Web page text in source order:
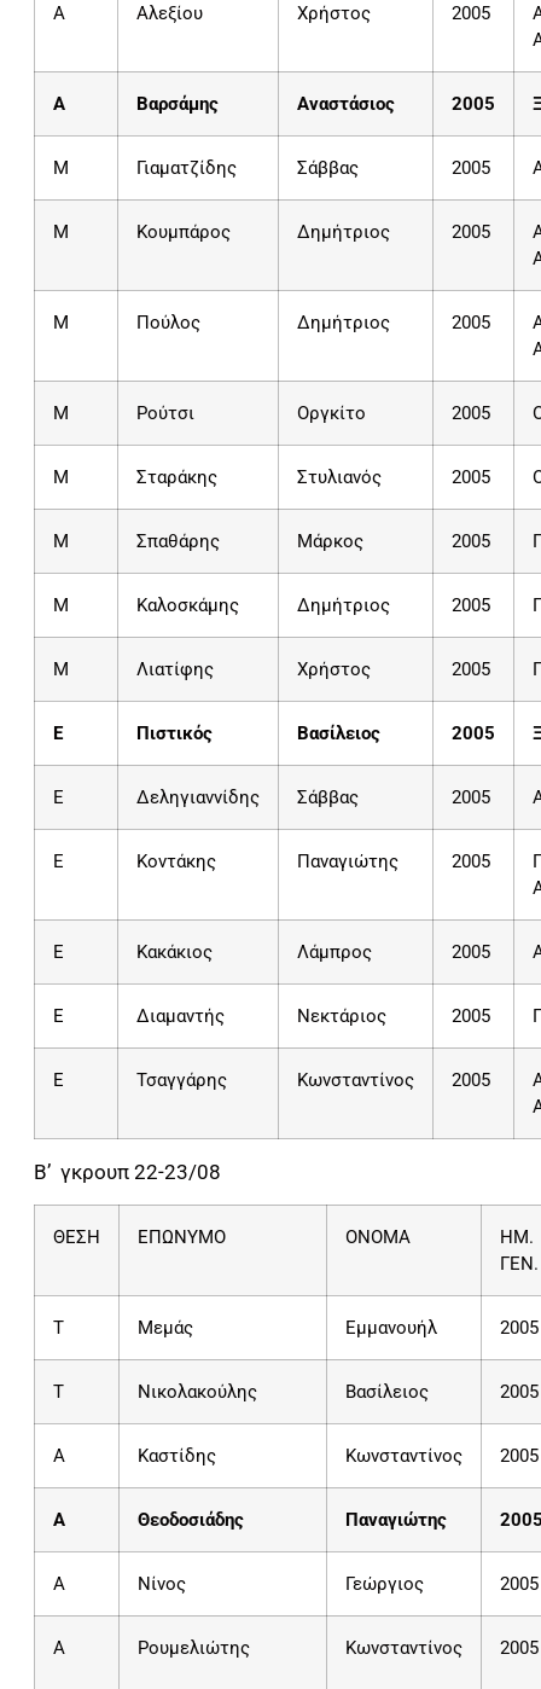
Α Αλεξίου Χρήστος 2005
A Βαρσάμης Αναστάσιος 2005
Μ Γιαματζίδης Σάββας 2005
M Κουμπάρος Δημήτριος 2005
M Πούλος Δημήτριος 2005
M Ρούτσι Οργκίτο 2005
M Σταράκης Στυλιανός 2005
M Σπαθάρης Μάρκος 2005
Μ Καλοσκάμης Δημήτριος 2005
Μ Λιατίφης Χρήστος 2005
E Πιστικός Βασίλειος 2005
E Δεληγιαννίδης Σάββας 2005
E Κοντάκης Παναγιώτης 2005
E Κακάκιος Λάμπρος 2005
Ε Διαμαντής Νεκτάριος 2005
Ε Τσαγγάρης Κωνσταντίνος 2005
Β’ γκρουπ 22-23/08
ΘΕΣΗ ΕΠΩΝΥΜΟ ΟΝΟΜΑ
ΗΜ.
ΓΕΝ.
T Μεμάς Εμμανουήλ 2005
T Νικολακούλης Βασίλειος 2005
Α Καστίδης Κωνσταντίνος 2005
A Θεοδοσιάδης Παναγιώτης
A Νίνος Γεώργιος 2005
A Ρουμελιώτης Κωνσταντίνος 2005